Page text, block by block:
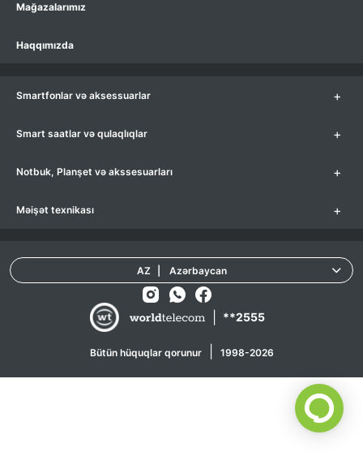
Mağazalarımız
Haqqımızda
Smartfonlar və aksessuarlar +
Smart saatlar və qulaqlıqlar +
Notbuk, Planşet və akssesuarları +
Məişət texnikası +
**2555
Bütün hüquqlar qorunur 1998-2026
AZ Azərbaycan